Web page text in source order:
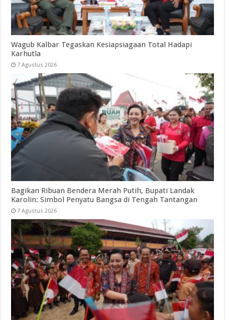
Wagub Kalbar Tegaskan Kesiapsiagaan Total Hadapi
Karhutla
7 Agustus 2026
Bagikan Ribuan Bendera Merah Putih, Bupati Landak
Karolin: Simbol Penyatu Bangsa di Tengah Tantangan
7 Agustus 2026